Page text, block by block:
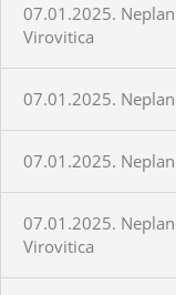
07.01.2025.
Virovitica
07.01.2025.
07.01.2025.
07.01.2025.
Virovitica